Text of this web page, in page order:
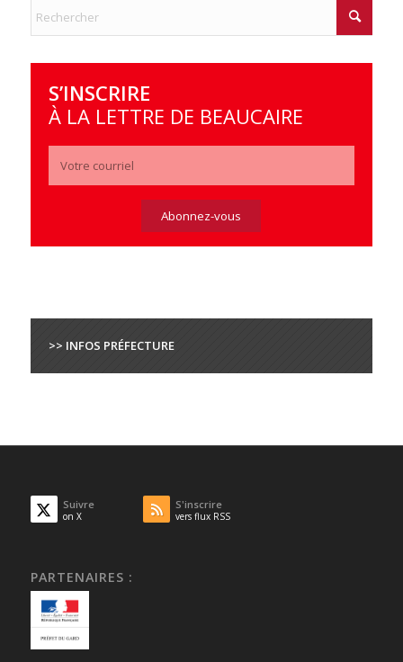
S’INSCRIRE
À LA LETTRE DE BEAUCAIRE
>> INFOS PRÉFECTURE
Suivre
on X
S'inscrire
vers flux RSS
PARTENAIRES :